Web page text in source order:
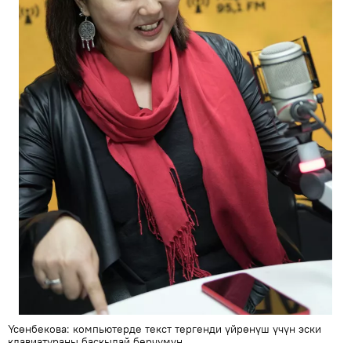
Үсөнбекова: компьютерде текст тергенди үйрөнүш үчүн эски